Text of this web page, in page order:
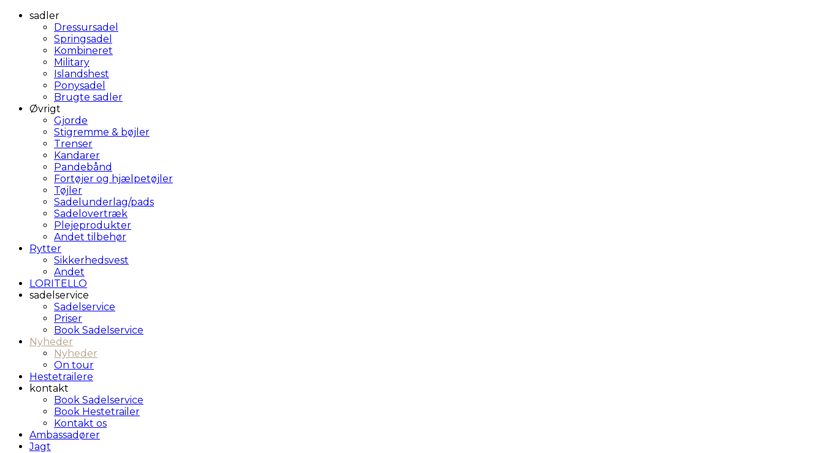
sadler
Dressursadel
Springsadel
Kombineret
Military
Islandshest
Ponysadel
Brugte sadler
Øvrigt
Gjorde
Stigremme & bøjler
Trenser
Kandarer
Pandebånd
Fortøjer og hjælpetøjler
Tøjler
Sadelunderlag/pads
Sadelovertræk
Plejeprodukter
Andet tilbehør
Rytter
Sikkerhedsvest
Andet
LORITELLO
sadelservice
Sadelservice
Priser
Book Sadelservice
Nyheder
Nyheder
On tour
Hestetrailere
kontakt
Book Sadelservice
Book Hestetrailer
Kontakt os
Ambassadører
Jagt